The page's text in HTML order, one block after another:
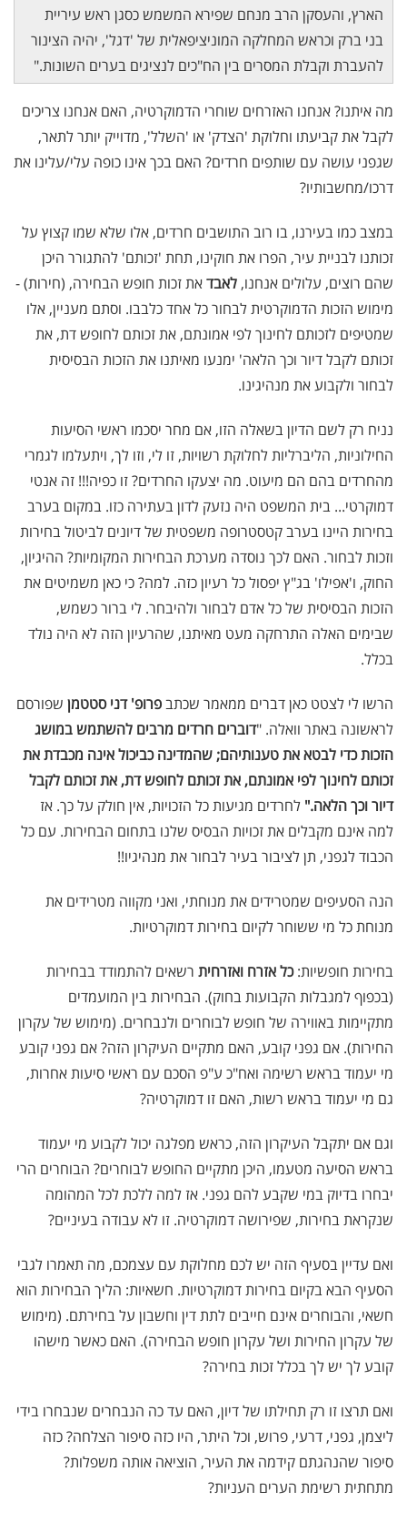
הארץ, והעסקן הרב מנחם שפירא המשמש כסגן ראש עיריית
בני ברק וכראש המחלקה המוניציפאלית של 'דגל', יהיה הצינור
להעברת וקבלת המסרים בין הח"כים לנציגים בערים השונות."
מה איתנו? אנחנו האזרחים שוחרי הדמוקרטיה, האם אנחנו צריכים
לקבל את קביעתו וחלוקת 'הצדק' או 'השלל', מדוייק יותר לתאר,
שגפני עושה עם שותפים חרדים? האם בכך אינו כופה עלי/עלינו את
דרכו/מחשבותיו?
במצב כמו בעירנו, בו רוב התושבים חרדים, אלו שלא שמו קצוץ על
זכותנו לבניית עיר, הפרו את חוקינו, תחת 'זכותם' להתגורר היכן
שהם רוצים, עלולים אנחנו, לאבדאת זכות חופש הבחירה, (חירות) -
מימוש הזכות הדמוקרטית לבחור כל אחד כלבבו. וסתם מעניין, אלו
שמטיפים לזכותם לחינוך לפי אמונתם, את זכותם לחופש דת, את
זכותם לקבל דיור וכך הלאה' ימנעו מאיתנו את הזכות הבסיסית
לבחור ולקבוע את מנהיגינו.
נניח רק לשם הדיון בשאלה הזו, אם מחר יסכמו ראשי הסיעות
החילוניות, הליברליות לחלוקת רשויות, זו לי, וזו לך, ויתעלמו לגמרי
מהחרדים בהם הם מיעוט. מה יצעקו החרדים? זו כפיה!!! זה אנטי
דמוקרטי... בית המשפט היה נזעק לדון בעתירה כזו. במקום בערב
בחירות היינו בערב קטסטרופה משפטית של דיונים לביטול בחירות
וזכות לבחור. האם לכך נוסדה מערכת הבחירות המקומיות? ההיגיון,
החוק, ו'אפילו' בג"ץ יפסול כל רעיון כזה. למה? כי כאן משמיטים את
הזכות הבסיסית של כל אדם לבחור ולהיבחר. לי ברור כשמש,
שבימים האלה התרחקה מעט מאיתנו, שהרעיון הזה לא היה נולד
בכלל.
הרשו לי לצטט כאן דברים ממאמר שכתבפרופ' דני סטטמן שפורסם
לראשונה באתר וואלה. "דוברים חרדים מרבים להשתמש במושג
הזכות כדי לבטא את טענותיהם; שהמדינה כביכול אינה מכבדת את
זכותם לחינוך לפי אמונתם, את זכותם לחופש דת, את זכותם לקבל
דיור וכך הלאה.
" לחרדים מגיעות כל הזכויות, אין חולק על כך. אז
למה אינם מקבלים את זכויות הבסיס שלנו בתחום הבחירות. עם כל
הכבוד לגפני, תן לציבור בעיר לבחור את מנהיגיו!!
הנה הסעיפים שמטרידים את מנוחתי, ואני מקווה מטרידים את
מנוחת כל מי ששוחר לקיום בחירות דמוקרטיות.
בחירות חופשיות:כל אזרח ואזרחית רשאים להתמודד בבחירות
(בכפוף למגבלות הקבועות בחוק). הבחירות בין המועמדים
מתקיימות באווירה של חופש לבוחרים ולנבחרים. (מימוש של עקרון
החירות). אם גפני קובע, האם מתקיים העיקרון הזה? אם גפני קובע
מי יעמוד בראש רשימה ואח"כ ע"פ הסכם עם ראשי סיעות אחרות,
גם מי יעמוד בראש רשות, האם זו דמוקרטיה?
וגם אם יתקבל העיקרון הזה, כראש מפלגה יכול לקבוע מי יעמוד
בראש הסיעה מטעמו, היכן מתקיים החופש לבוחרים? הבוחרים הרי
יבחרו בדיוק במי שקבע להם גפני. אז למה ללכת לכל המהומה
שנקראת בחירות, שפירושה דמוקרטיה. זו לא עבודה בעיניים?
ואם עדיין בסעיף הזה יש לכם מחלוקת עם עצמכם, מה תאמרו לגבי
הסעיף הבא בקיום בחירות דמוקרטיות. חשאיות: הליך הבחירות הוא
חשאי, והבוחרים אינם חייבים לתת דין וחשבון על בחירתם. (מימוש
של עקרון החירות ושל עקרון חופש הבחירה). האם כאשר מישהו
קובע לך יש לך בכלל זכות בחירה?
ואם תרצו זו רק תחילתו של דיון, האם עד כה הנבחרים שנבחרו בידי
ליצמן, גפני, דרעי, פרוש, וכל היתר, היו כזה סיפור הצלחה? כזה
סיפור שהנהגתם קידמה את העיר, הוציאה אותה משפלות?
מתחתית רשימת הערים העניות?